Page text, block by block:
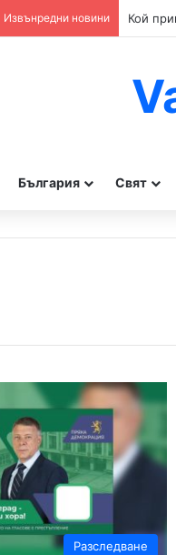
Извънредни новини
България Свят
Разследване